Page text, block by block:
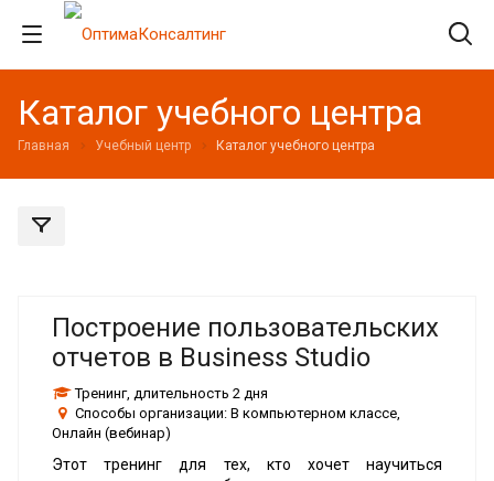
Каталог учебного центра
Главная Учебный центр Каталог учебного центра
Построение пользовательских
отчетов в Business Studio
Тренинг, длительность 2 дня
Способы организации: В компьютерном классе,
Онлайн (вебинар)
Этот тренинг для тех, кто хочет научиться